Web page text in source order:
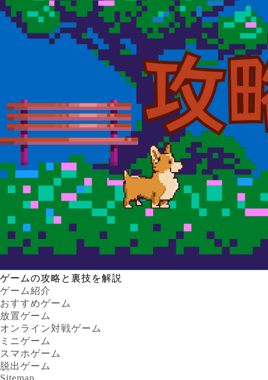
ゲームの攻略と裏技を解説
ゲーム紹介
おすすめゲーム
放置ゲーム
オンライン対戦ゲーム
ミニゲーム
スマホゲーム
脱出ゲーム
Sitemap